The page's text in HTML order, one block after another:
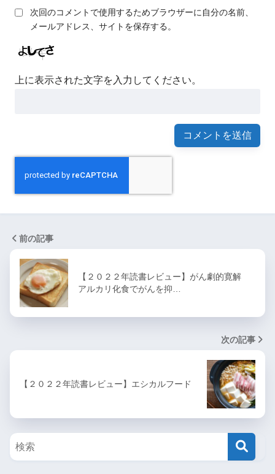
次回のコメントで使用するためブラウザーに自分の名前、
メールアドレス、サイトを保存する。
上に表示された文字を入力してください。
前の記事
【２０２２年読書レビュー】がん劇的寛解
アルカリ化食でがんを抑…
次の記事
【２０２２年読書レビュー】エシカルフード